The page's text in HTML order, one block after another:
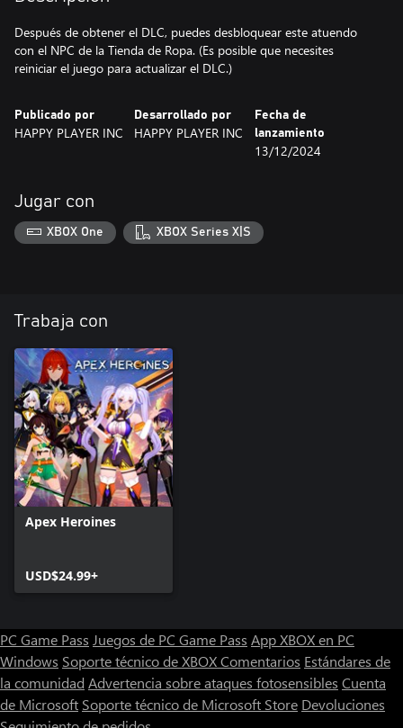
Después de obtener el DLC, puedes desbloquear este atuendo
con el NPC de la Tienda de Ropa. (Es posible que necesites
reiniciar el juego para actualizar el DLC.)
Publicado por
HAPPY PLAYER INC
Desarrollado por
HAPPY PLAYER INC
Fecha de
lanzamiento
13/12/2024
Jugar con
XBOX One XBOX Series X|S
Trabaja con
Apex Heroines
USD$24.99+
PC Game Pass Juegos de PC Game Pass App XBOX en PC
Windows Soporte técnico de XBOXComentarios Estándares de
la comunidad Advertencia sobre ataques fotosensibles Cuenta
de Microsoft Soporte técnico de Microsoft Store Devoluciones